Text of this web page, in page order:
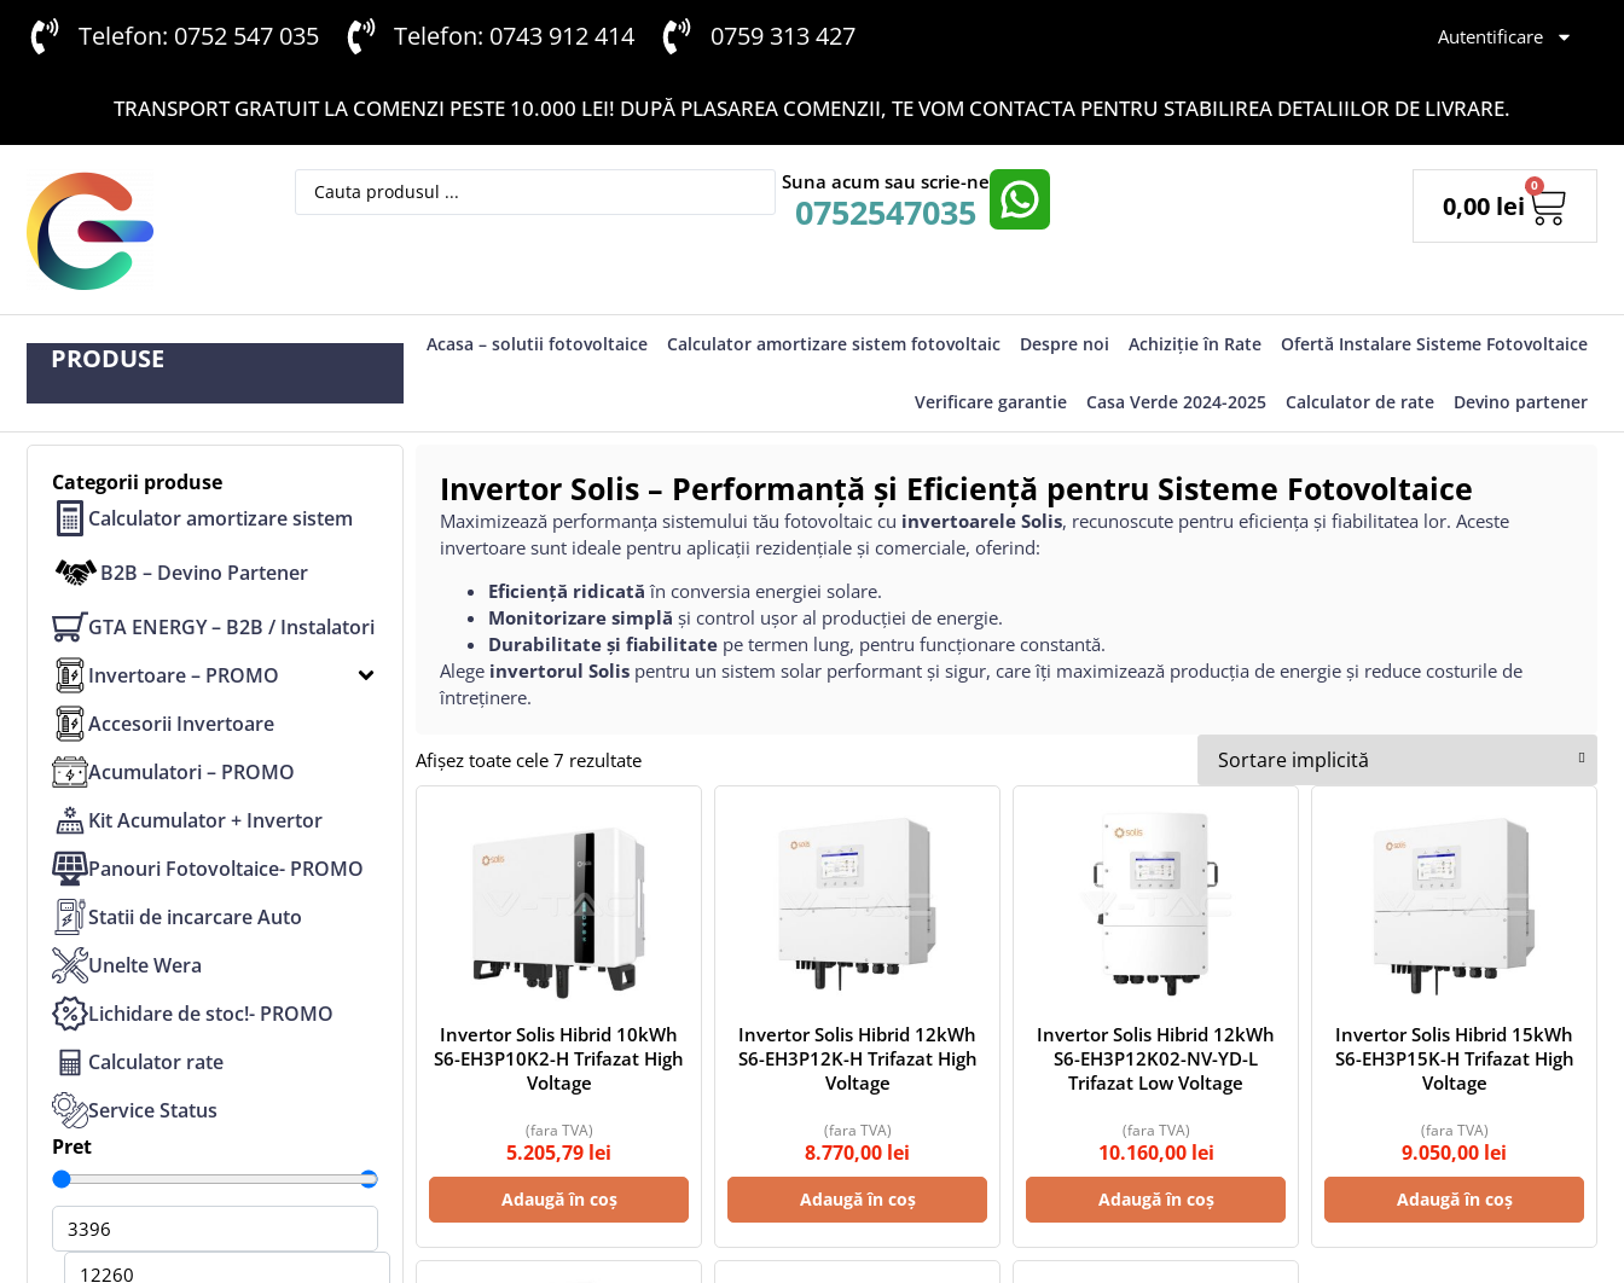
Telefon: 0752 547 035 Telefon: 0743 912 414 0759 313 427 Autentificare
TRANSPORT GRATUIT LA COMENZI PESTE 10.000 LEI! DUPĂ PLASAREA COMENZII, TE VOM CONTACTA PENTRU STABILIREA DETALIILOR DE LIVRARE.
Suna acum sau scrie-ne
0752547035 0,00 lei
0
PRODUSE Acasa – solutii fotovoltaice Calculator amortizare sistem fotovoltaic Despre noi Achiziție în Rate Ofertă Instalare Sisteme Fotovoltaice
Verificare garantie Casa Verde 2024-2025 Calculator de rate Devino partener
Categorii produse
Calculator amortizare sistem
B2B – Devino Partener
GTA ENERGY – B2B / Instalatori
Invertoare – PROMO
Accesorii Invertoare
Acumulatori – PROMO
Kit Acumulator + Invertor
Panouri Fotovoltaice- PROMO
Statii de incarcare Auto
Unelte Wera
Lichidare de stoc!- PROMO
Calculator rate
Service Status
Pret
Invertor Solis – Performanță și Eficiență pentru Sisteme Fotovoltaice
Maximizează performanța sistemului tău fotovoltaic cu invertoarele Solis, recunoscute pentru eficiența și fiabilitatea lor. Aceste
invertoare sunt ideale pentru aplicații rezidențiale și comerciale, oferind:
Eficiență ridicată în conversia energiei solare.
Monitorizare simplă și control ușor al producției de energie.
Durabilitate și fiabilitate pe termen lung, pentru funcționare constantă.
Alege invertorul Solis pentru un sistem solar performant și sigur, care îți maximizează producția de energie și reduce costurile de
întreținere.
Afișez toate cele 7 rezultate
Invertor Solis Hibrid 10kWh
S6-EH3P10K2-H Trifazat High
Voltage
5.205,79 lei
(fara TVA)
Adaugă în coș
Invertor Solis Hibrid 12kWh
S6-EH3P12K-H Trifazat High
Voltage
8.770,00 lei
(fara TVA)
Adaugă în coș
Invertor Solis Hibrid 12kWh
S6-EH3P12K02-NV-YD-L
Trifazat Low Voltage
10.160,00 lei
(fara TVA)
Adaugă în coș
Invertor Solis Hibrid 15kWh
S6-EH3P15K-H Trifazat High
Voltage
9.050,00 lei
(fara TVA)
Adaugă în coș